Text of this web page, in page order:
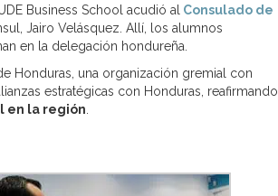
Business School acudió al Consulado de
Jairo Velásquez. Allí, los alumnos
en la delegación hondureña.
Honduras, una organización gremial con
estratégicas con Honduras, reafirmando
en la región.